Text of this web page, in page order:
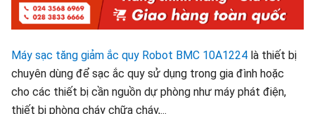
Máy sạc tăng giảm ắc quy Robot BMC 10A1224 là thiết bị
chuyên dùng để sạc ắc quy sử dụng trong gia đình hoặc
cho các thiết bị cần nguồn dự phòng như máy phát điện,
thiết bị phòng cháy chữa cháy,...